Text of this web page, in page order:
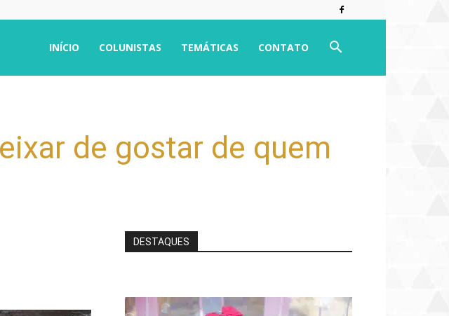
INÍCIO COLUNISTAS TEMÁTICAS CONTATO
de gostar de quem
DESTAQUES